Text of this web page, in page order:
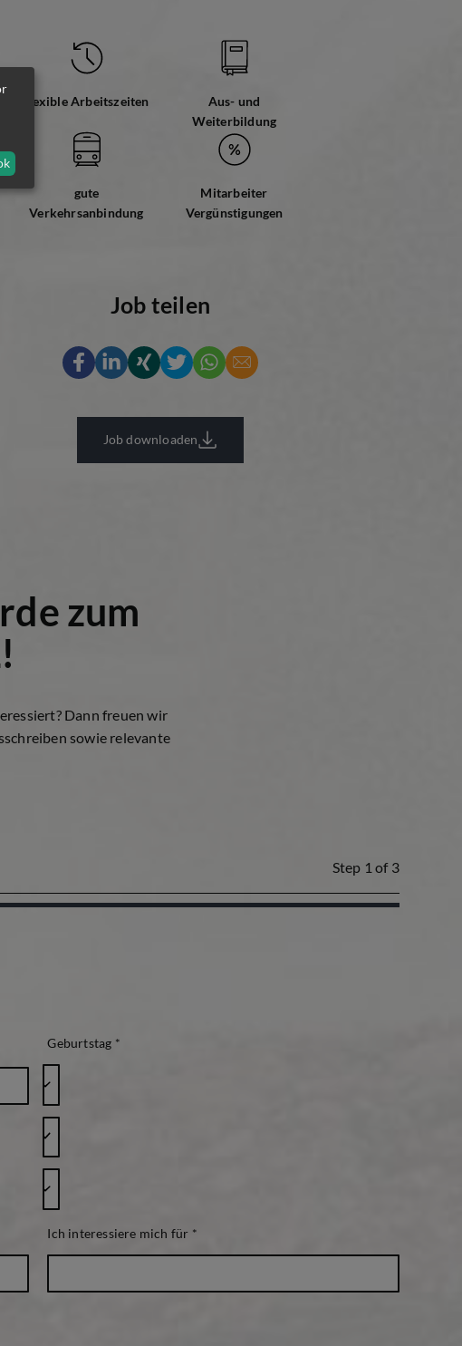
flexible Arbeitszeiten
Aus- und
Weiterbildung
gute
Verkehrsanbindung
Mitarbeiter
Vergünstigungen
Job teilen
Job downloaden
zum
Dann freuen wir
sowie relevante
Step 1 of 3
Geburtstag *
Ich interessiere mich für *